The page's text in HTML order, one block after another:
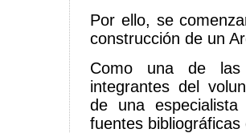
Por ello, se
construcción de un
Como una de
integrantes del
de una
fuentes bibliográficas